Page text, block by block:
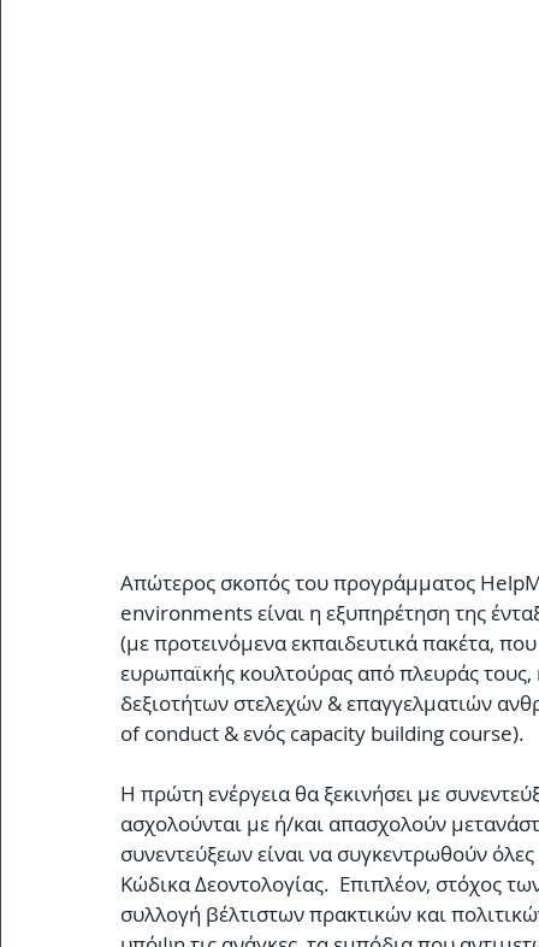
Απώτερος σκοπός του προγράμματος
environments είναι η εξυπηρέτηση της
(με προτεινόμενα εκπαιδευτικά πακέτα,
ευρωπαϊκής κουλτούρας από πλευράς
δεξιοτήτων στελεχών & επαγγελματιών
of conduct & ενός capacity building course).
Η πρώτη ενέργεια θα ξεκινήσει με
ασχολούνται με ή/και απασχολούν
συνεντεύξεων είναι να συγκεντρωθούν
Κώδικα Δεοντολογίας.  Επιπλέον, στόχος
συλλογή βέλτιστων πρακτικών και